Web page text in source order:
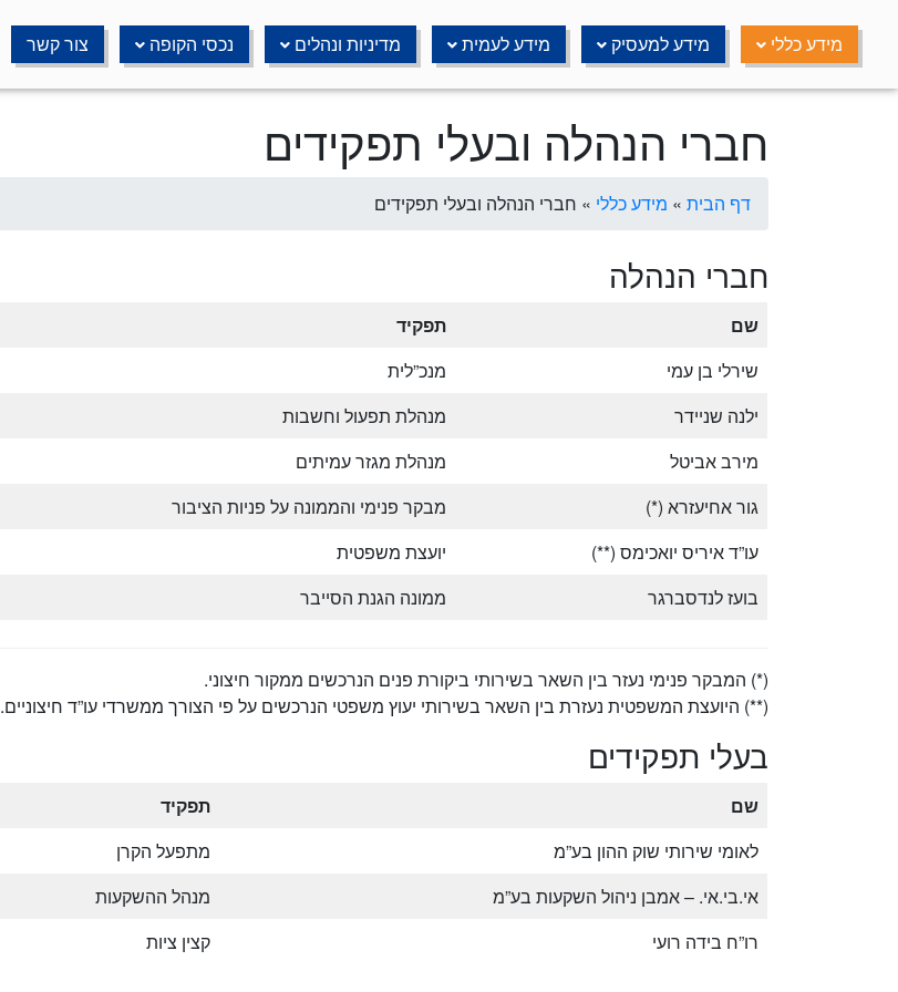
content
מידע כללי מידע למעסיק מידע לעמית מדיניות ונהלים נכסי הקופה צור קשר
חברי הנהלה ובעלי תפקידים
דף הבית » מידע כללי » חברי הנהלה ובעלי תפקידים
חברי הנהלה
שם
תפקיד
שירלי בן עמי
מנכ”לית
ילנה שניידר
מנהלת תפעול וחשבות
מירב אביטל
מנהלת מגזר עמיתים
גור אחיעזרא (*)
מבקר פנימי והממונה על פניות הציבור
עו”ד איריס יואכימס (**)
יועצת משפטית
בועז לנדסברגר
ממונה הגנת הסייבר
‏(*) המבקר פנימי נעזר בין השאר בשירותי ביקורת פנים הנרכשים ממקור חיצוני. ‏
‏(**) היועצת המשפטית נעזרת בין השאר בשירותי יעוץ משפטי הנרכשים על פי הצורך ממשרדי ‏עו”ד חיצוניים.‏
בעלי תפקידים
שם
תפקיד
לאומי שירותי שוק ההון בע”מ
מתפעל הקרן
אי.בי.אי. – אמבן ניהול השקעות בע”מ
מנהל ההשקעות
רו”ח בידה רועי
קצין ציות